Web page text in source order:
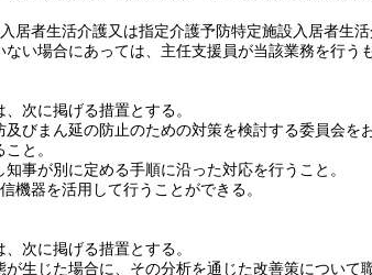
者生活介護又は指定介護予防特定施設入居者生
い場合にあっては、主任支援員が当該業務を行う
次に掲げる措置とする。
びまん延の防止のための対策を検討する委員会を
と。
事が別に定める手順に沿った対応を行うこと。
機器を活用して行うことができる。
次に掲げる措置とする。
生じた場合に、その分析を通じた改善策について